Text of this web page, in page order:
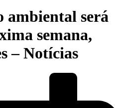
ambiental será
semana,
– Notícias